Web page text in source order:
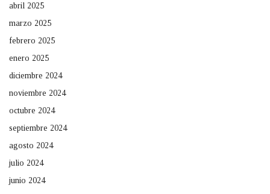
abril 2025
marzo 2025
febrero 2025
enero 2025
diciembre 2024
noviembre 2024
octubre 2024
septiembre 2024
agosto 2024
julio 2024
junio 2024